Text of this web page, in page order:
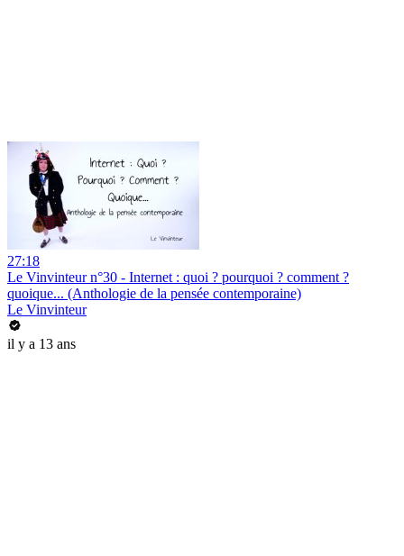
27:18
Le Vinvinteur n°30 - Internet : quoi ? pourquoi ? comment ?
quoique... (Anthologie de la pensée contemporaine)
Le Vinvinteur
il y a 13 ans